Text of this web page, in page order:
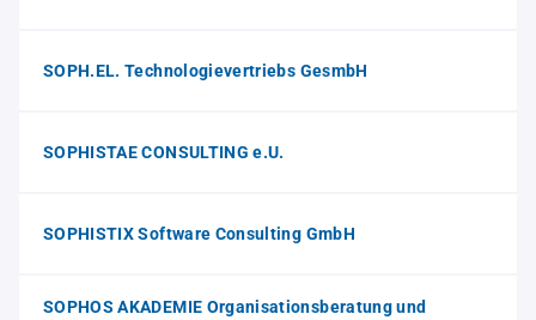
SOPH.EL. Technologievertriebs GesmbH
SOPHISTAE CONSULTING e.U.
SOPHISTIX Software Consulting GmbH
SOPHOS AKADEMIE Organisationsberatung und